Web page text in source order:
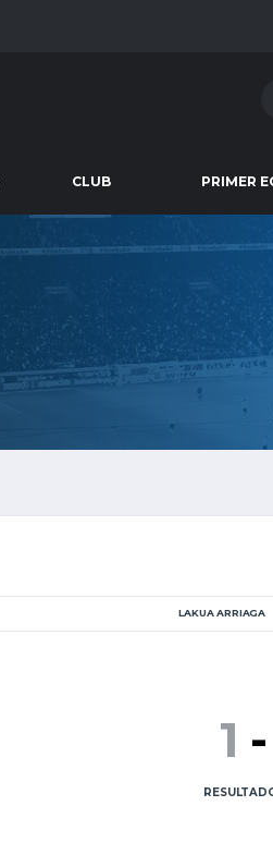
CLUB PRIMER
LAKUA ARRIAGA
1 -